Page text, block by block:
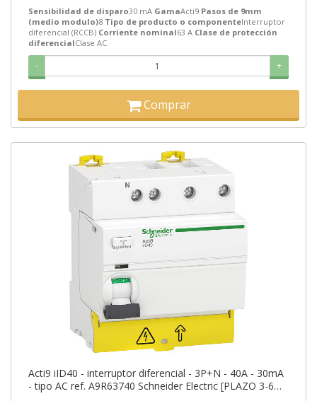
Sensibilidad de disparo30 mA GamaActi9 Pasos de 9mm
(medio modulo)8 Tipo de producto o componenteInterruptor
diferencial (RCCB) Corriente nominal63 A Clase de protección
diferencialClase AC
- +
Comprar
Acti9 iID40 - interruptor diferencial - 3P+N - 40A - 30mA
- tipo AC ref. A9R63740 Schneider Electric [PLAZO 3-6